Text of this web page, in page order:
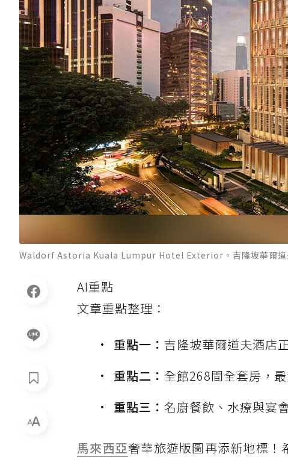
Waldorf Astoria Kuala Lumpur Hotel Exterior。吉隆坡華爾道
AI重點
文章重點整理：
重點一： 吉隆坡華爾道夫酒店
重點二： 全館268間全套房，
重點三： 名廚餐飲、水療與宴
馬來西亞奢華旅遊版圖再添新地標